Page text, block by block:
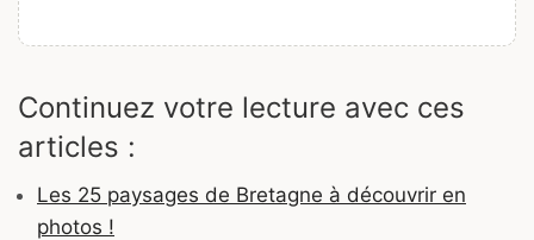
Continuez votre lecture avec ces
articles :
Les 25 paysages de Bretagne à découvrir en
photos !